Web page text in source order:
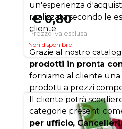
€ 0,80
Prezzo iva esclusa
Non disponibile
un'esperienza
realizzata secondo le
cliente.
Grazie al nostro
prodotti in pronta
forniamo al cliente una
prodotti a prezzi
Il cliente potrà
categorie presenti
per ufficio,